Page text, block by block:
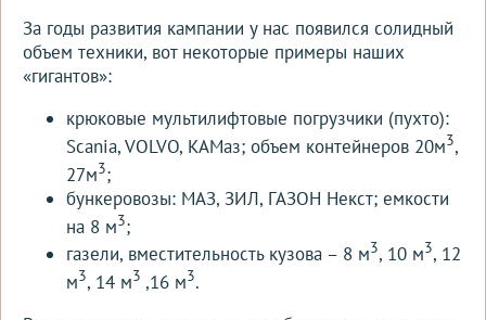
За годы развития кампании у нас появился солидный
объем техники, вот некоторые примеры наших
«гигантов»:
крюковые мультилифтовые погрузчики (пухто):
Scania, VOLVO, КАМаз; объем контейнеров 20м3,
27м3;
бункеровозы: МАЗ, ЗИЛ, ГАЗОН Некст; емкости
на 8 м3;
газели, вместительность кузова – 8 м3, 10 м3, 12
м3, 14 м3 ,16 м3.